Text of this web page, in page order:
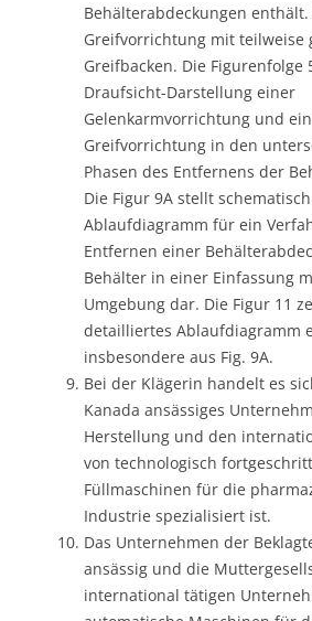
Behälterabdeckungen
Greifvorrichtung mit teilweise
Greifbacken. Die Figurenfolge
Draufsicht-Darstellung einer
Gelenkarmvorrichtung und
Greifvorrichtung in den
Phasen des Entfernens der
Die Figur 9A stellt
Ablaufdiagramm für ein
Entfernen einer
Behälter in einer Einfassung
Umgebung dar. Die Figur 11
detailliertes Ablaufdiagramm
insbesondere aus Fig. 9A.
Bei der Klägerin handelt es
Kanada ansässiges
Herstellung und den
von technologisch
Füllmaschinen für die
Industrie spezialisiert ist.
Das Unternehmen der
ansässig und die
international tätigen